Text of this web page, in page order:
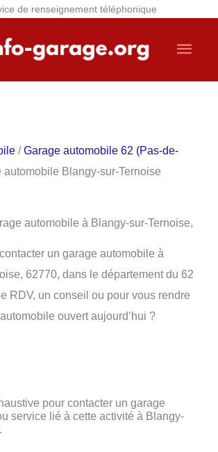
de renseignement téléphonique
/Garage automobile 62 (Pas-de-
automobile Blangy-sur-Ternoise
automobile à Blangy-sur-Ternoise,
un garage automobile à
62770, dans le département du 62
RDV, un conseil ou pour vous rendre
ouvert aujourd’hui ?
pour contacter un garage
service lié à cette activité à Blangy-